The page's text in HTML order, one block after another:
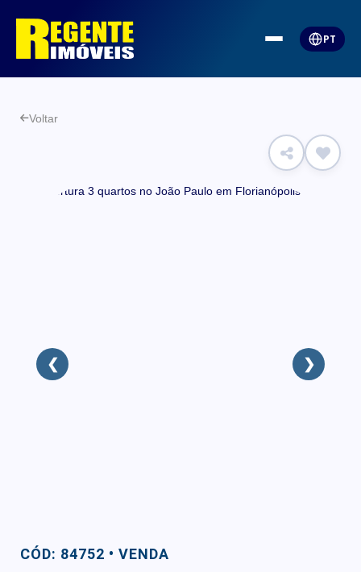
PT
Voltar
❮ ❯
CÓD: 84752 • VENDA